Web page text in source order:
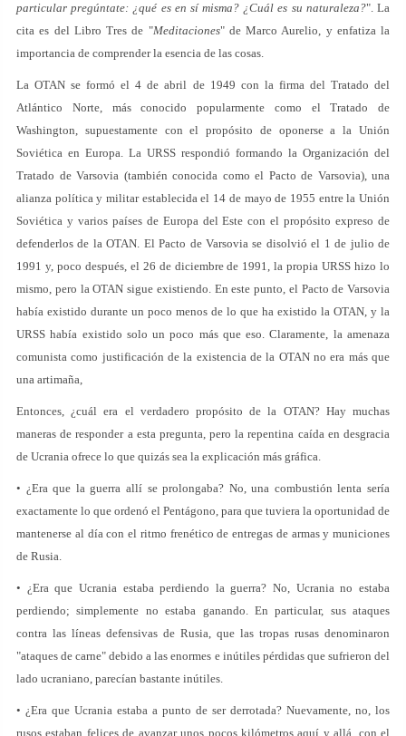
particular pregúntate: ¿qué es en sí misma? ¿Cuál es su naturaleza?". La
cita es del Libro Tres de "Meditaciones" de Marco Aurelio, y enfatiza la
importancia de comprender la esencia de las cosas.
La OTAN se formó el 4 de abril de 1949 con la firma del Tratado del
Atlántico Norte, más conocido popularmente como el Tratado de
Washington, supuestamente con el propósito de oponerse a la Unión
Soviética en Europa. La URSS respondió formando la Organización del
Tratado de Varsovia (también conocida como el Pacto de Varsovia), una
alianza política y militar establecida el 14 de mayo de 1955 entre la Unión
Soviética y varios países de Europa del Este con el propósito expreso de
defenderlos de la OTAN. El Pacto de Varsovia se disolvió el 1 de julio de
1991 y, poco después, el 26 de diciembre de 1991, la propia URSS hizo lo
mismo, pero la OTAN sigue existiendo. En este punto, el Pacto de Varsovia
había existido durante un poco menos de lo que ha existido la OTAN, y la
URSS había existido solo un poco más que eso. Claramente, la amenaza
comunista como justificación de la existencia de la OTAN no era más que
una artimaña,
Entonces, ¿cuál era el verdadero propósito de la OTAN? Hay muchas
maneras de responder a esta pregunta, pero la repentina caída en desgracia
de Ucrania ofrece lo que quizás sea la explicación más gráfica.
• ¿Era que la guerra allí se prolongaba? No, una combustión lenta sería
exactamente lo que ordenó el Pentágono, para que tuviera la oportunidad de
mantenerse al día con el ritmo frenético de entregas de armas y municiones
de Rusia.
• ¿Era que Ucrania estaba perdiendo la guerra? No, Ucrania no estaba
perdiendo; simplemente no estaba ganando. En particular, sus ataques
contra las líneas defensivas de Rusia, que las tropas rusas denominaron
"ataques de carne" debido a las enormes e inútiles pérdidas que sufrieron del
lado ucraniano, parecían bastante inútiles.
• ¿Era que Ucrania estaba a punto de ser derrotada? Nuevamente, no, los
rusos estaban felices de avanzar unos pocos kilómetros aquí y allá, con el